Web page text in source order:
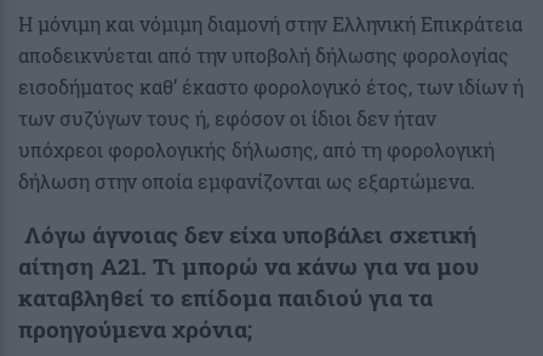
Η μόνιμη και νόμιμη διαμονή στην Ελληνική Επικράτεια
αποδεικνύεται από την υποβολή δήλωσης φορολογίας
εισοδήματος καθ’ έκαστο φορολογικό έτος, των ιδίων ή
των συζύγων τους ή, εφόσον οι ίδιοι δεν ήταν
υπόχρεοι φορολογικής δήλωσης, από τη φορολογική
δήλωση στην οποία εμφανίζονται ως εξαρτώμενα.
Λόγω άγνοιας δεν είχα υποβάλει σχετική
αίτηση Α21. Τι μπορώ να κάνω για να μου
καταβληθεί το επίδομα παιδιού για τα
προηγούμενα χρόνια;